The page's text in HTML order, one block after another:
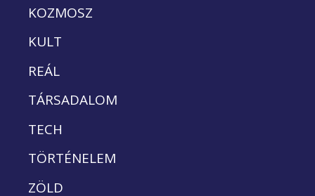
KOZMOSZ
KULT
REÁL
TÁRSADALOM
TECH
TÖRTÉNELEM
ZÖLD